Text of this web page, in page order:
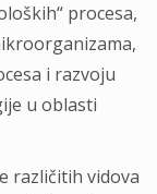
procesa,
i razvoju
u oblasti
različitih vidova